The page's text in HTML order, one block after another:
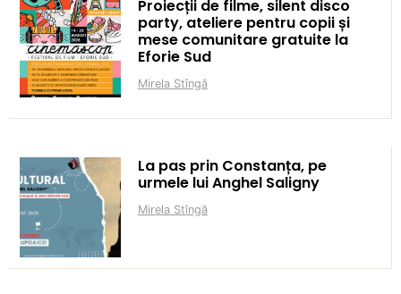
Proiecții de filme, silent disco
party, ateliere pentru copii și
mese comunitare gratuite la
Eforie Sud
Mirela Stîngă
La pas prin Constanța, pe
urmele lui Anghel Saligny
Mirela Stîngă